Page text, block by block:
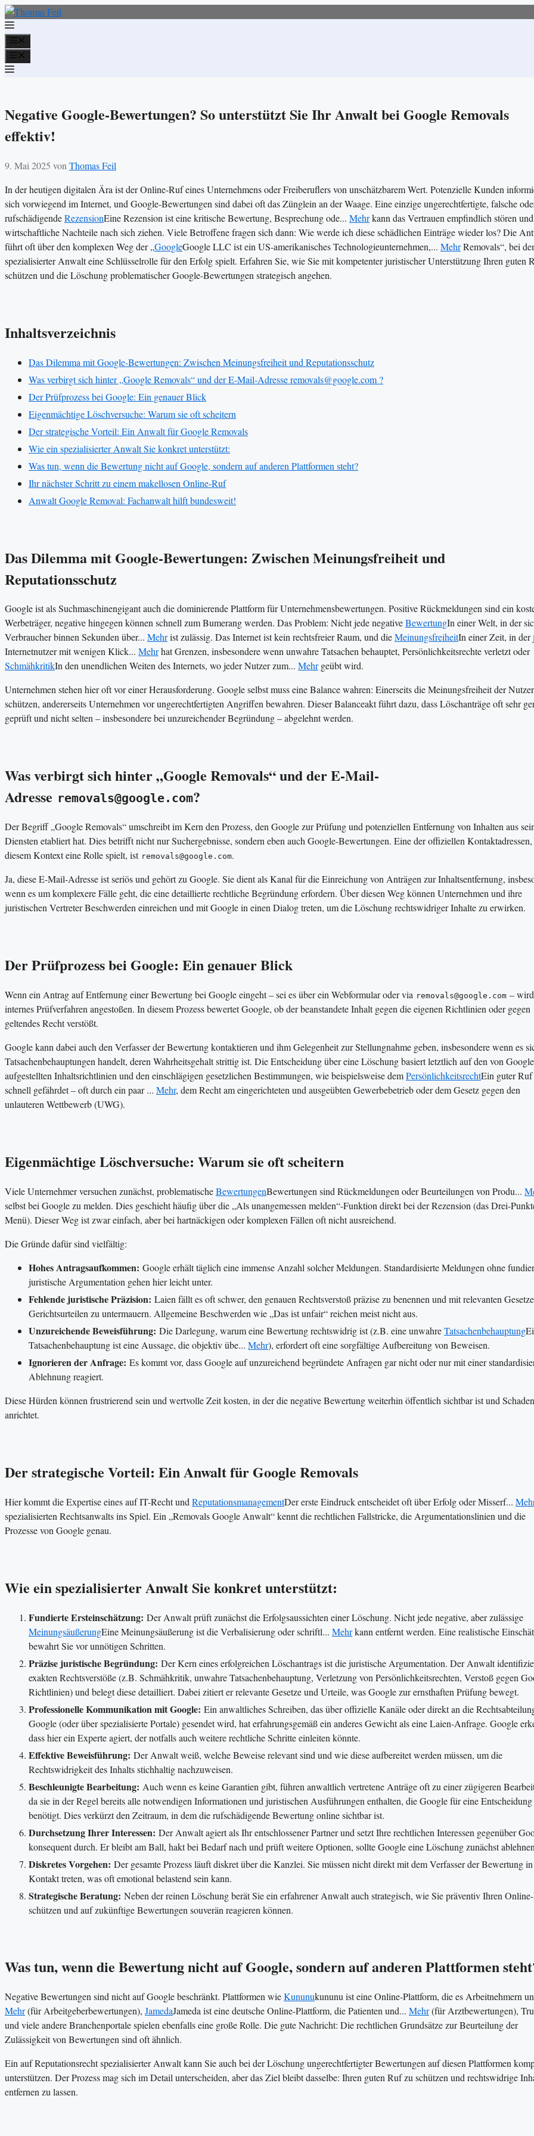
Zum
Inhalt
springen
Negative Google-Bewertungen? So unterstützt Sie Ihr Anwalt bei Google Removals
effektiv!
9. Mai 2025 von Thomas Feil
In der heutigen digitalen Ära ist der Online-Ruf eines Unternehmens oder Freiberuflers von unschätzbarem Wert. Potenzielle Kunden
sich vorwiegend im Internet, und Google-Bewertungen sind dabei oft das Zünglein an der Waage. Eine einzige ungerechtfertigte, falsche
rufschädigendeRezensionEine Rezension ist eine kritische Bewertung, Besprechung ode... Mehrkann das Vertrauen empfindlich stören
wirtschaftliche Nachteile nach sich ziehen. Viele Betroffene fragen sich dann: Wie werde ich diese schädlichen Einträge wieder los? Die
führt oft über den komplexen Weg der „GoogleGoogle LLC ist ein US-amerikanisches Technologieunternehmen,... MehrRemovals“, bei
spezialisierter Anwalt eine Schlüsselrolle für den Erfolg spielt. Erfahren Sie, wie Sie mit kompetenter juristischer Unterstützung Ihren guten
schützen und die Löschung problematischer Google-Bewertungen strategisch angehen.
Inhaltsverzeichnis
Das Dilemma mit Google-Bewertungen: Zwischen Meinungsfreiheit und Reputationsschutz
Was verbirgt sich hinter „Google Removals“ und der E-Mail-Adresse removals@google.com ?
Der Prüfprozess bei Google: Ein genauer Blick
Eigenmächtige Löschversuche: Warum sie oft scheitern
Der strategische Vorteil: Ein Anwalt für Google Removals
Wie ein spezialisierter Anwalt Sie konkret unterstützt:
Was tun, wenn die Bewertung nicht auf Google, sondern auf anderen Plattformen steht?
Ihr nächster Schritt zu einem makellosen Online-Ruf
Anwalt Google Removal: Fachanwalt hilft bundesweit!
Das Dilemma mit Google-Bewertungen: Zwischen Meinungsfreiheit und
Reputationsschutz
Google ist als Suchmaschinengigant auch die dominierende Plattform für Unternehmensbewertungen. Positive Rückmeldungen sind ein
Werbeträger, negative hingegen können schnell zum Bumerang werden. Das Problem: Nicht jede negativeBewertungIn einer Welt, in der
Verbraucher binnen Sekunden über... Mehrist zulässig. Das Internet ist kein rechtsfreier Raum, und dieMeinungsfreiheitIn einer Zeit, in der
Internetnutzer mit wenigen Klick... Mehrhat Grenzen, insbesondere wenn unwahre Tatsachen behauptet, Persönlichkeitsrechte verletzt oder
SchmähkritikIn den unendlichen Weiten des Internets, wo jeder Nutzer zum... Mehrgeübt wird.
Unternehmen stehen hier oft vor einer Herausforderung. Google selbst muss eine Balance wahren: Einerseits die Meinungsfreiheit der Nutzer
schützen, andererseits Unternehmen vor ungerechtfertigten Angriffen bewahren. Dieser Balanceakt führt dazu, dass Löschanträge oft sehr
geprüft und nicht selten – insbesondere bei unzureichender Begründung – abgelehnt werden.
Was verbirgt sich hinter „Google Removals“ und der E-Mail-
Adresse removals@google.com?
Der Begriff „Google Removals“ umschreibt im Kern den Prozess, den Google zur Prüfung und potenziellen Entfernung von Inhalten aus
Diensten etabliert hat. Dies betrifft nicht nur Suchergebnisse, sondern eben auch Google-Bewertungen. Eine der offiziellen
diesem Kontext eine Rolle spielt, ist removals@google.com.
Ja, diese E-Mail-Adresse ist seriös und gehört zu Google. Sie dient als Kanal für die Einreichung von Anträgen zur Inhaltsentfernung,
wenn es um komplexere Fälle geht, die eine detaillierte rechtliche Begründung erfordern. Über diesen Weg können Unternehmen und ihre
juristischen Vertreter Beschwerden einreichen und mit Google in einen Dialog treten, um die Löschung rechtswidriger Inhalte zu erwirken.
Der Prüfprozess bei Google: Ein genauer Blick
Wenn ein Antrag auf Entfernung einer Bewertung bei Google eingeht – sei es über ein Webformular oder via removals@google.com –
internes Prüfverfahren angestoßen. In diesem Prozess bewertet Google, ob der beanstandete Inhalt gegen die eigenen Richtlinien oder gegen
geltendes Recht verstößt.
Google kann dabei auch den Verfasser der Bewertung kontaktieren und ihm Gelegenheit zur Stellungnahme geben, insbesondere wenn es
Tatsachenbehauptungen handelt, deren Wahrheitsgehalt strittig ist. Die Entscheidung über eine Löschung basiert letztlich auf den von Google
aufgestellten Inhaltsrichtlinien und den einschlägigen gesetzlichen Bestimmungen, wie beispielsweise demPersönlichkeitsrechtEin guter Ruf
schnell gefährdet – oft durch ein paar ... Mehr, dem Recht am eingerichteten und ausgeübten Gewerbebetrieb oder dem Gesetz gegen den
unlauteren Wettbewerb (UWG).
Eigenmächtige Löschversuche: Warum sie oft scheitern
Viele Unternehmer versuchen zunächst, problematischeBewertungenBewertungen sind Rückmeldungen oder Beurteilungen von Produ...
selbst bei Google zu melden. Dies geschieht häufig über die „Als unangemessen melden“-Funktion direkt bei der Rezension (das Drei-
Menü). Dieser Weg ist zwar einfach, aber bei hartnäckigen oder komplexen Fällen oft nicht ausreichend.
Die Gründe dafür sind vielfältig:
Hohes Antragsaufkommen: Google erhält täglich eine immense Anzahl solcher Meldungen. Standardisierte Meldungen ohne
juristische Argumentation gehen hier leicht unter.
Fehlende juristische Präzision: Laien fällt es oft schwer, den genauen Rechtsverstoß präzise zu benennen und mit relevanten
Gerichtsurteilen zu untermauern. Allgemeine Beschwerden wie „Das ist unfair“ reichen meist nicht aus.
Unzureichende Beweisführung: Die Darlegung, warum eine Bewertung rechtswidrig ist (z.B. eine unwahreTatsachenbehauptung
Tatsachenbehauptung ist eine Aussage, die objektiv übe... Mehr), erfordert oft eine sorgfältige Aufbereitung von Beweisen.
Ignorieren der Anfrage: Es kommt vor, dass Google auf unzureichend begründete Anfragen gar nicht oder nur mit einer
Ablehnung reagiert.
Diese Hürden können frustrierend sein und wertvolle Zeit kosten, in der die negative Bewertung weiterhin öffentlich sichtbar ist und Schaden
anrichtet.
Der strategische Vorteil: Ein Anwalt für Google Removals
Hier kommt die Expertise eines auf IT-Recht und ReputationsmanagementDer erste Eindruck entscheidet oft über Erfolg oder Misserf...
spezialisierten Rechtsanwalts ins Spiel. Ein „Removals Google Anwalt“ kennt die rechtlichen Fallstricke, die Argumentationslinien und die
Prozesse von Google genau.
Wie ein spezialisierter Anwalt Sie konkret unterstützt:
Fundierte Ersteinschätzung: Der Anwalt prüft zunächst die Erfolgsaussichten einer Löschung. Nicht jede negative, aber zulässige
MeinungsäußerungEine Meinungsäußerung ist die Verbalisierung oder schriftl... Mehrkann entfernt werden. Eine realistische
bewahrt Sie vor unnötigen Schritten.
Präzise juristische Begründung: Der Kern eines erfolgreichen Löschantrags ist die juristische Argumentation. Der Anwalt
exakten Rechtsverstöße (z.B. Schmähkritik, unwahre Tatsachenbehauptung, Verletzung von Persönlichkeitsrechten, Verstoß gegen
Richtlinien) und belegt diese detailliert. Dabei zitiert er relevante Gesetze und Urteile, was Google zur ernsthaften Prüfung bewegt.
Professionelle Kommunikation mit Google: Ein anwaltliches Schreiben, das über offizielle Kanäle oder direkt an die
Google (oder über spezialisierte Portale) gesendet wird, hat erfahrungsgemäß ein anderes Gewicht als eine Laien-Anfrage. Google
dass hier ein Experte agiert, der notfalls auch weitere rechtliche Schritte einleiten könnte.
Effektive Beweisführung: Der Anwalt weiß, welche Beweise relevant sind und wie diese aufbereitet werden müssen, um die
Rechtswidrigkeit des Inhalts stichhaltig nachzuweisen.
Beschleunigte Bearbeitung: Auch wenn es keine Garantien gibt, führen anwaltlich vertretene Anträge oft zu einer zügigeren
da sie in der Regel bereits alle notwendigen Informationen und juristischen Ausführungen enthalten, die Google für eine Entscheidung
benötigt. Dies verkürzt den Zeitraum, in dem die rufschädigende Bewertung online sichtbar ist.
Durchsetzung Ihrer Interessen: Der Anwalt agiert als Ihr entschlossener Partner und setzt Ihre rechtlichen Interessen gegenüber
konsequent durch. Er bleibt am Ball, hakt bei Bedarf nach und prüft weitere Optionen, sollte Google eine Löschung zunächst
Diskretes Vorgehen: Der gesamte Prozess läuft diskret über die Kanzlei. Sie müssen nicht direkt mit dem Verfasser der Bewertung in
Kontakt treten, was oft emotional belastend sein kann.
Strategische Beratung: Neben der reinen Löschung berät Sie ein erfahrener Anwalt auch strategisch, wie Sie präventiv Ihren
schützen und auf zukünftige Bewertungen souverän reagieren können.
Was tun, wenn die Bewertung nicht auf Google, sondern auf anderen Plattformen
Negative Bewertungen sind nicht auf Google beschränkt. Plattformen wieKununukununu ist eine Online-Plattform, die es Arbeitnehmern
Mehr(für Arbeitgeberbewertungen), JamedaJameda ist eine deutsche Online-Plattform, die Patienten und... Mehr(für Arztbewertungen),
und viele andere Branchenportale spielen ebenfalls eine große Rolle. Die gute Nachricht: Die rechtlichen Grundsätze zur Beurteilung der
Zulässigkeit von Bewertungen sind oft ähnlich.
Ein auf Reputationsrecht spezialisierter Anwalt kann Sie auch bei der Löschung ungerechtfertigter Bewertungen auf diesen Plattformen
unterstützen. Der Prozess mag sich im Detail unterscheiden, aber das Ziel bleibt dasselbe: Ihren guten Ruf zu schützen und rechtswidrige
entfernen zu lassen.